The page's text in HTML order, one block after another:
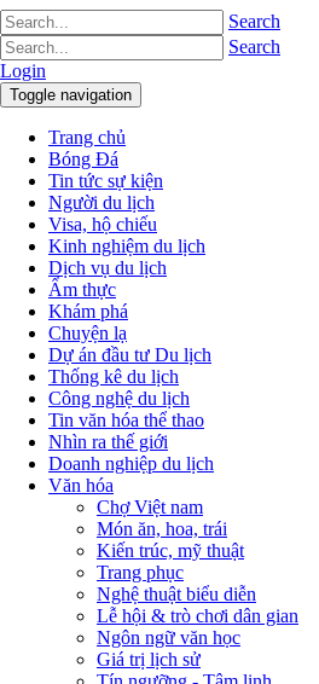
Search
Search
Login
Toggle navigation
Trang chủ
Bóng Đá
Tin tức sự kiện
Người du lịch
Visa, hộ chiếu
Kinh nghiệm du lịch
Dịch vụ du lịch
Ẩm thực
Khám phá
Chuyện lạ
Dự án đầu tư Du lịch
Thống kê du lịch
Công nghệ du lịch
Tin văn hóa thể thao
Nhìn ra thế giới
Doanh nghiệp du lịch
Văn hóa
Chợ Việt nam
Món ăn, hoa, trái
Kiến trúc, mỹ thuật
Trang phục
Nghệ thuật biểu diễn
Lễ hội & trò chơi dân gian
Ngôn ngữ văn học
Giá trị lịch sử